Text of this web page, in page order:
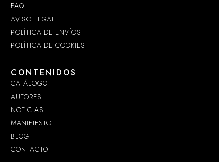
FAQ
AVISO LEGAL
POLÍTICA DE ENVÍOS
POLÍTICA DE COOKIES
CONTENIDOS
CATÁLOGO
AUTORES
NOTICIAS
MANIFIESTO
BLOG
CONTACTO